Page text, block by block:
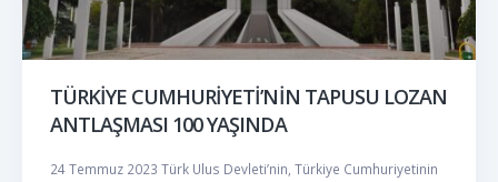
TÜRKİYE CUMHURİYETİ’NİN TAPUSU LOZAN
ANTLAŞMASI 100 YAŞINDA
24 Temmuz 2023 Türk Ulus Devleti’nin, Türkiye Cumhuriyetinin